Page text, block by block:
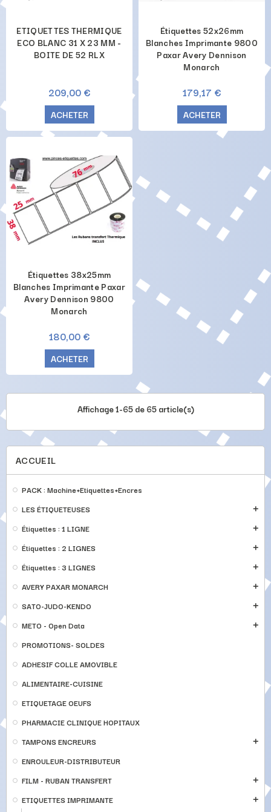
ACCUEIL
PACK : Machine+Etiquettes+Encres
LES ÉTIQUETEUSES
add
Étiquettes : 1 LIGNE add
Étiquettes : 2 LIGNES add
Étiquettes : 3 LIGNES add
AVERY PAXAR MONARCH add
SATO-JUDO-KENDO add
METO - Open Data add
PROMOTIONS- SOLDES
ADHESIF COLLE AMOVIBLE
ALIMENTAIRE-CUISINE
ETIQUETAGE OEUFS
PHARMACIE CLINIQUE HOPITAUX
TAMPONS ENCREURS
add
ENROULEUR-DISTRIBUTEUR
FILM - RUBAN TRANSFERT
add
ETIQUETTES IMPRIMANTE add
ETIQUETTES THERMIQUE
ECO BLANC 31 X 23 MM -
BOITE DE 52 RLX
209,00 €
ACHETER
Étiquettes 52x26mm
Blanches Imprimante 9800
Paxar Avery Dennison
Monarch
179,17 €
ACHETER
Étiquettes 38x25mm
Blanches Imprimante Paxar
Avery Dennison 9800
Monarch
180,00 €
ACHETER
Affichage 1-65 de 65 article(s)